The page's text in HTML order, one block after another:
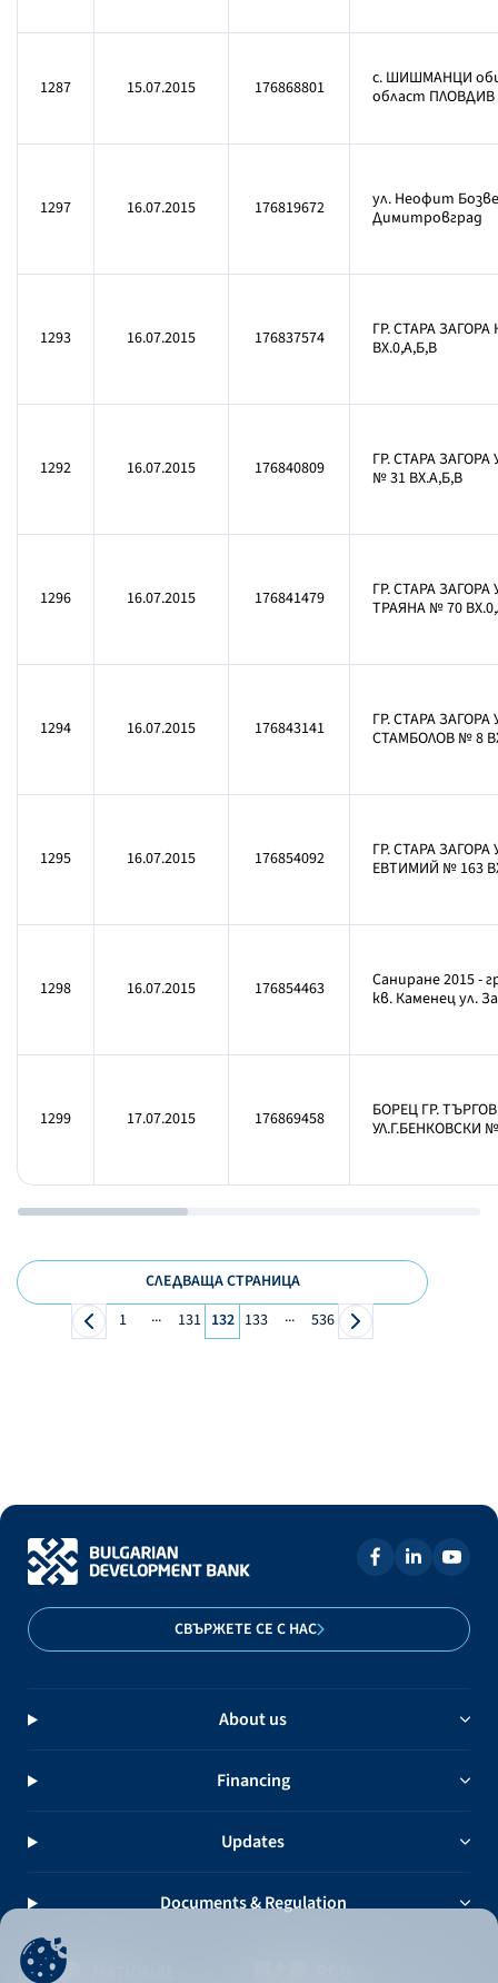
1287 15.07.2015 176868801
с. ШИШМАНЦИ
област
1297 16.07.2015 176819672
ул. Неофит
Димитровград
1293 16.07.2015 176837574
ГР. СТАРА
ВХ.0,А,Б,В
1292 16.07.2015 176840809
ГР. СТАРА
№ 31 ВХ.А,Б,В
1296 16.07.2015 176841479
ГР. СТАРА ЗАГОРА
ТРАЯНА № 70
1294 16.07.2015 176843141
ГР. СТАРА ЗАГОРА
СТАМБОЛОВ № 8
1295 16.07.2015 176854092
ГР. СТАРА ЗАГОРА
ЕВТИМИЙ № 163
1298 16.07.2015 176854463
Саниране 2015 -
кв. Каменец ул.
1299 17.07.2015 176869458
БОРЕЦ ГР.
УЛ.Г.БЕНКОВСКИ
СЛЕДВАЩА СТРАНИЦА
1
... 131 132 133 ... 536
СВЪРЖЕТЕ СЕ С НАС
About us
Financing
Updates
Documents & Regulation